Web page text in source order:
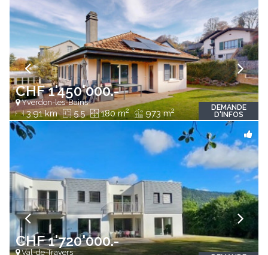
CHF 1'450'000.-
Yverdon-les-Bains
3.91 km 5.5 180 m2 973 m2
DEMANDE
D'INFOS
CHF 1'720'000.-
Val-de-Travers